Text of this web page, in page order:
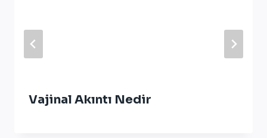
Vajinal Akıntı Nedir